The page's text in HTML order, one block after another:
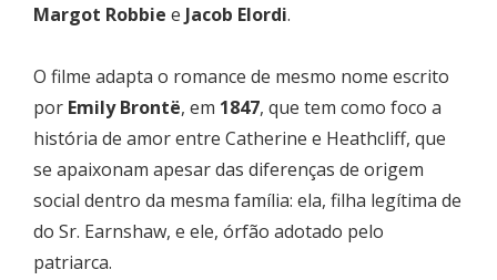
Margot Robbie e Jacob Elordi.
O filme adapta o romance de mesmo nome escrito
por Emily Brontë, em 1847, que tem como foco a
história de amor entre Catherine e Heathcliff, que
se apaixonam apesar das diferenças de origem
social dentro da mesma família: ela, filha legítima de
do Sr. Earnshaw, e ele, órfão adotado pelo
patriarca.